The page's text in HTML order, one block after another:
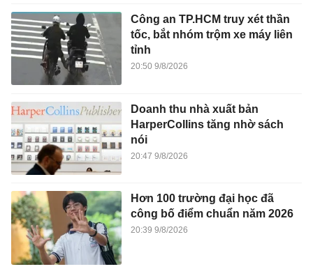
Công an TP.HCM truy xét thần
tốc, bắt nhóm trộm xe máy liên
tỉnh
20:50 9/8/2026
Doanh thu nhà xuất bản
HarperCollins tăng nhờ sách
nói
20:47 9/8/2026
Hơn 100 trường đại học đã
công bố điểm chuẩn năm 2026
20:39 9/8/2026